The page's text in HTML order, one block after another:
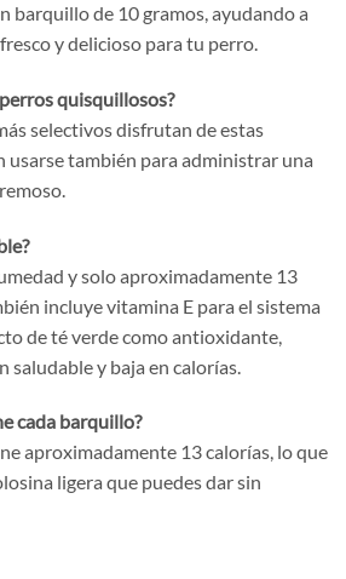
barquillo de 10 gramos, ayudando a
y delicioso para tu perro.
quisquillosos?
selectivos disfrutan de estas
usarse también para administrar una
y solo aproximadamente 13
incluye vitamina E para el sistema
de té verde como antioxidante,
saludable y baja en calorías.
cada barquillo?
aproximadamente 13 calorías, lo que
ligera que puedes dar sin